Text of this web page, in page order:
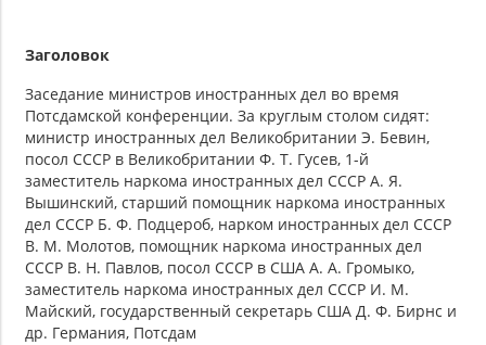
Заголовок
Заседание министров иностранных дел во время
Потсдамской конференции. За круглым столом сидят:
министр иностранных дел Великобритании Э. Бевин,
посол СССР в Великобритании Ф. Т. Гусев, 1-й
заместитель наркома иностранных дел СССР А. Я.
Вышинский, старший помощник наркома иностранных
дел СССР Б. Ф. Подцероб, нарком иностранных дел СССР
В. М. Молотов, помощник наркома иностранных дел
СССР В. Н. Павлов, посол СССР в США А. А. Громыко,
заместитель наркома иностранных дел СССР И. М.
Майский, государственный секретарь США Д. Ф. Бирнс и
др. Германия, Потсдам